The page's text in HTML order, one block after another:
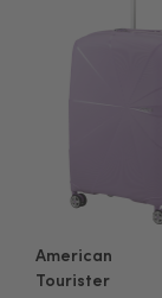
American
Tourister